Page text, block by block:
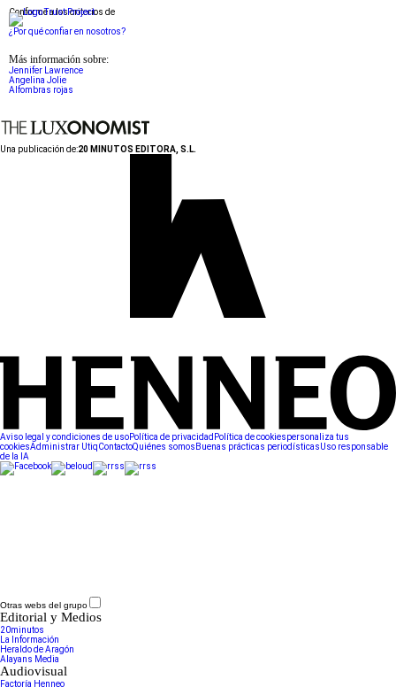
Conforme a los criterios de
¿Por qué confiar en nosotros?
Más información sobre:
Jennifer Lawrence
Angelina Jolie
Alfombras rojas
Una publicación de:20 MINUTOS EDITORA, S.L.
Aviso legal y condiciones de usoPolítica de privacidad Política de cookiespersonaliza tus
cookiesAdministrar UtiqContactoQuiénes somos Buenas prácticas periodísticasUso responsable
de la IA
Otras webs del grupo
Editorial y Medios
20minutos
La Información
Heraldo de Aragón
Alayans Media
Audiovisual
Factoría Henneo